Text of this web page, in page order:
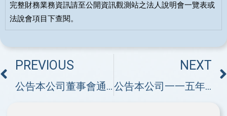
完整財務業務資訊請至公開資訊觀測站之法人說明會一覽表或
法說會項目下查閱。
PREVIOUS
公告本公司董事會通過115年第1季合併財務報告
NEXT
公告本公司一一五年股東常會通過解除部分董事競業禁止之限制